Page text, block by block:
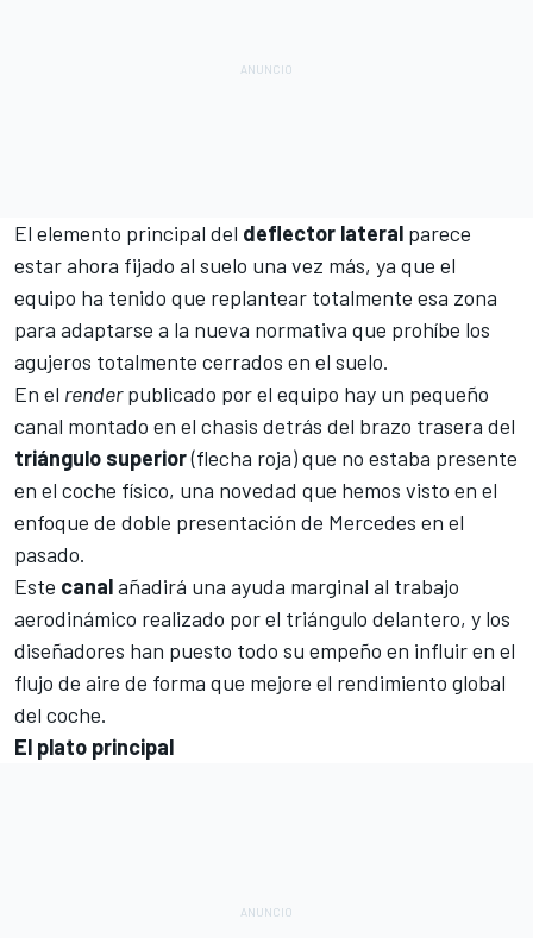
El elemento principal del deflector lateral parece
estar ahora fijado al suelo una vez más, ya que el
equipo ha tenido que replantear totalmente esa zona
para adaptarse a la nueva normativa que prohíbe los
agujeros totalmente cerrados en el suelo.
En el renderpublicado por el equipo hay un pequeño
canal montado en el chasis detrás del brazo trasera del
triángulo superior(flecha roja) que no estaba presente
en el coche físico, una novedad que hemos visto en el
enfoque de doble presentación de Mercedes en el
pasado.
Este canalañadirá una ayuda marginal al trabajo
aerodinámico realizado por el triángulo delantero, y los
diseñadores han puesto todo su empeño en influir en el
flujo de aire de forma que mejore el rendimiento global
del coche.
El plato principal